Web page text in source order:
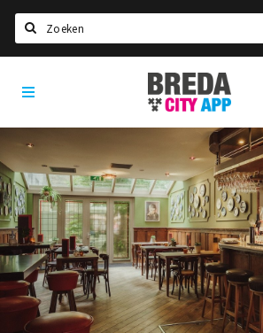
Home
Agenda
Deals
Party pics
Nieuws, interviews & blogs
Eten
Drinken
Slapen
Breda
City
App